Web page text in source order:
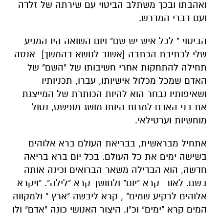
ואהבתו ובכך משתלב הביטוי עם שירתה של זלדה
ועם דברי המדרש.
הביטוי " לכל איש יש שם" ויום השואה היו המניע
שלי לכתיבת הכתבה [אשוב לנושא בהמשך] אנסה
תחילה להתחקות אחרי חשיבותו של "השם" של
האדם שמכל מכלול אישיותו, עברו, תכניותיו
ושאיפותיו נבחר הוא להיות הכותרת של המייצגת
את בני האדם למרות היותו מושג מופשט, נטול
מוחשיות וערטילאי.
אתחיל מבראשית, בבריאת העולם ברא אלוהים
בשישה ימים את כל העולם. בכל יום ברא בריאה
חדשה, הוא הבדילה משאר הברואים וכינה אותה
בשם. לאור קרא "יום" ולחושך קרא "לילה". "ויקרא
אלוהים לרקיע שמים" , קרא ליבשה "ארץ " ולמקווה
המים קרא "ימים" וכ"ו. היצור האנושי כונה "אדם" ולו